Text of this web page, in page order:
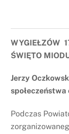
WYGIEŁZÓW
ŚWIĘTO
Jerzy
Podczas